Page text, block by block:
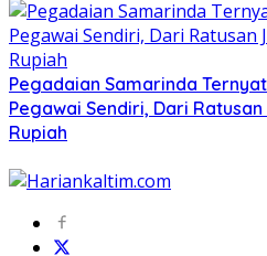
Pegadaian Samarinda
Pegawai Sendiri, Dari
Rupiah